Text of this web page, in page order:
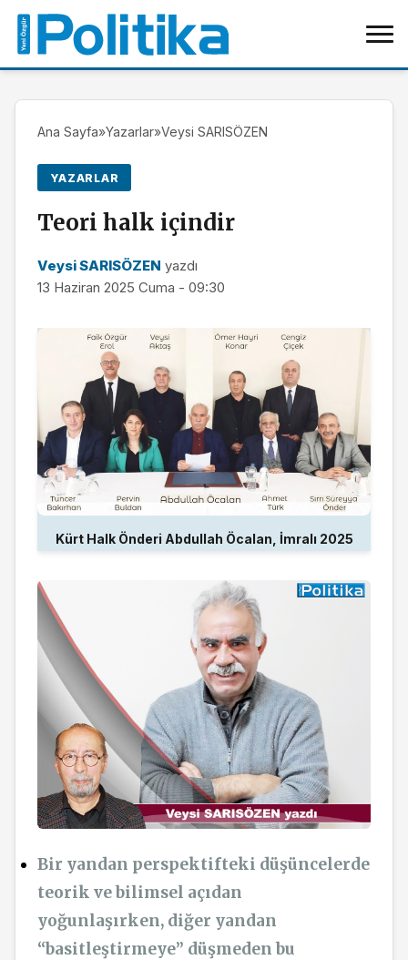
Ana Sayfa»Yazarlar»Veysi SARISÖZEN
YAZARLAR
Teori halk içindir
Veysi SARISÖZEN yazdı
13 Haziran 2025 Cuma - 09:30
Kürt Halk Önderi Abdullah Öcalan, İmralı 2025
Bir yandan perspektifteki düşüncelerde
teorik ve bilimsel açıdan
yoğunlaşırken, diğer yandan
“basitleştirmeye” düşmeden bu